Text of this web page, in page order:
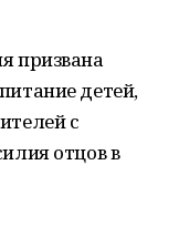
призвана
детей,
с
отцов в